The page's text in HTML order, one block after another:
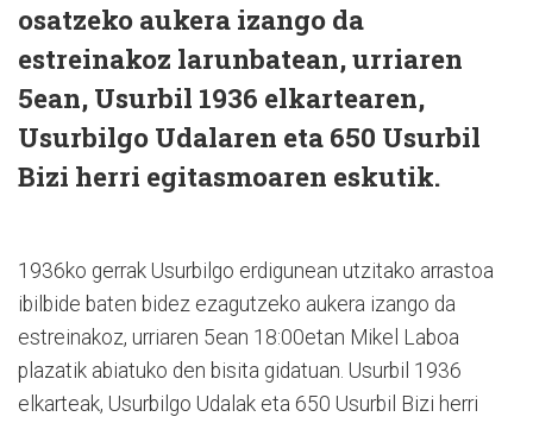
osatzeko aukera izango da
estreinakoz larunbatean, urriaren
5ean, Usurbil 1936 elkartearen,
Usurbilgo Udalaren eta 650 Usurbil
Bizi herri egitasmoaren eskutik.
1936ko gerrak Usurbilgo erdigunean utzitako arrastoa
ibilbide baten bidez ezagutzeko aukera izango da
estreinakoz, urriaren 5ean 18:00etan Mikel Laboa
plazatik abiatuko den bisita gidatuan. Usurbil 1936
elkarteak, Usurbilgo Udalak eta 650 Usurbil Bizi herri